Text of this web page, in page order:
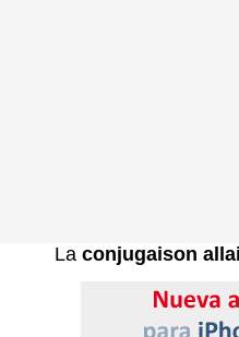
La conjugaison